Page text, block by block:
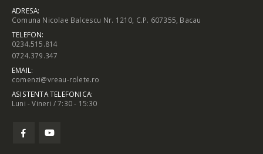
ADRESA:
Comuna Nicolae Balcescu Nr. 1210, C.P. 607355, Bacau
TELEFON:
0234.515.814
0724.379.347
EMAIL:
comenzi@vreau-rolete.ro
ASISTENTA TELEFONICA:
Luni - Vineri / 7:30 - 15:30